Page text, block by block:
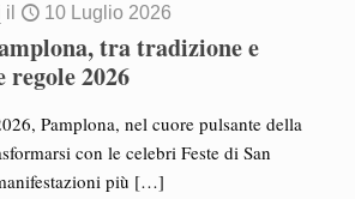
il 10 Luglio 2026
tra tradizione e
regole 2026
Pamplona, nel cuore pulsante della
con le celebri Feste di San
più […]